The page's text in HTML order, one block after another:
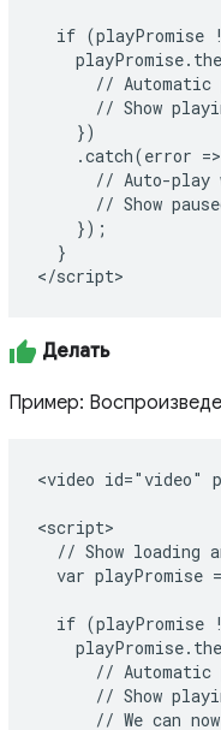
if (playPromise
// Automatic
// Show
    })
.catch(error
// Auto-play
// Show
    });
  }
</script>
Делать
Пример:
<video id="video"
<script>
// Show loading
var playPromise
if (playPromise
// Automatic
// Show
// We can